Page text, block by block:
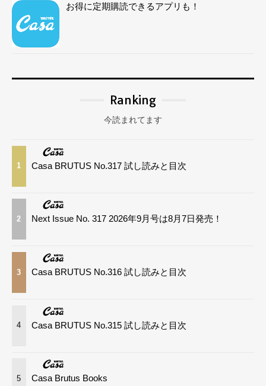
お得に定期購読できるアプリも！
Ranking
今読まれてます
1 Casa BRUTUS No.317 試し読みと目次
2 Next Issue No. 317 2026年9月号は8月7日発売！
3 Casa BRUTUS No.316 試し読みと目次
4 Casa BRUTUS No.315 試し読みと目次
5 Casa Brutus Books